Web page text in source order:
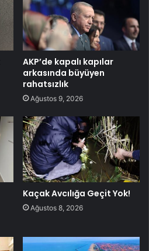
AKP’de kapalı kapılar
arkasında büyüyen
rahatsızlık
Ağustos 9, 2026
Kaçak Avcılığa Geçit Yok!
Ağustos 8, 2026